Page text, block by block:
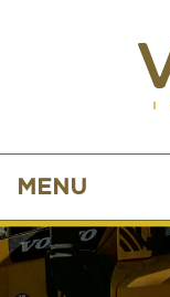
MENU